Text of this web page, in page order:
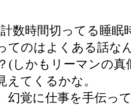
数時間切ってる睡眠
てのはよくある話な
(しかもリーマンの真
えてくるかな。
幻覚に仕事を手伝っ